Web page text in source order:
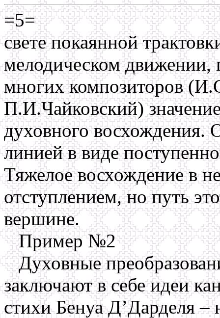
=5=
свете покаянной
мелодическом движении,
многих композиторов
П.И.Чайковский)
духовного восхождения.
линией в виде
Тяжелое восхождение в
отступлением, но путь
вершине.
Пример №2
Духовные
заключают в себе идеи
стихи Бенуа Д’Дарделя –